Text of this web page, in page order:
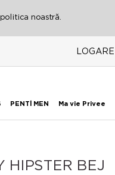
politica noastră.
LOGARE
PENTİ MEN Ma vie Privee
HIPSTER BEJ